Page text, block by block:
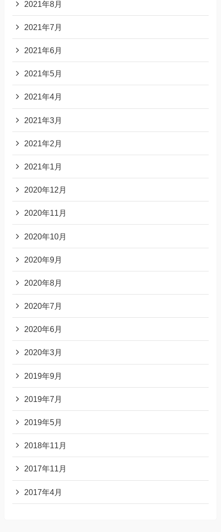
2021年8月
2021年7月
2021年6月
2021年5月
2021年4月
2021年3月
2021年2月
2021年1月
2020年12月
2020年11月
2020年10月
2020年9月
2020年8月
2020年7月
2020年6月
2020年3月
2019年9月
2019年7月
2019年5月
2018年11月
2017年11月
2017年4月